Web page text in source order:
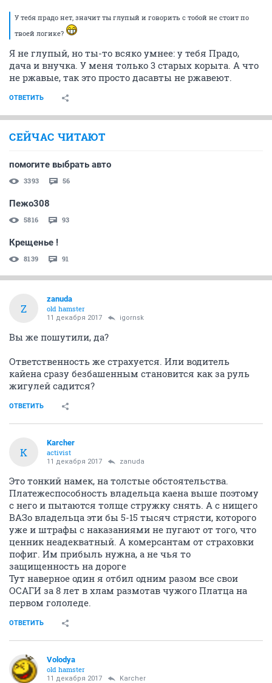
У тебя прадо нет, значит ты глупый и говорить с тобой не стоит по
твоей логике?
Я не глупый, но ты-то всяко умнее: у тебя Прадо,
дача и внучка. У меня только 3 старых корыта. А что
не ржавые, так это просто дасавты не ржавеют.
ОТВЕТИТЬ
СЕЙЧАС ЧИТАЮТ
помогите выбрать авто
3393 56
Пежо308
5816 93
Крещенье !
8139 91
Z
zanuda
old hamster
11 декабря 2017 igornsk
Вы же пошутили, да?
Ответственность же страхуется. Или водитель
кайена сразу безбашенным становится как за руль
жигулей садится?
ОТВЕТИТЬ
K
Karcher
activist
11 декабря 2017 zanuda
Это тонкий намек, на толстые обстоятельства.
Платежеспособность владельца каена выше поэтому
с него и пытаются толще стружку снять. А с нищего
ВАЗо владельца эти бы 5-15 тысяч стрясти, которого
уже и штрафы с наказаниями не пугают от того, что
ценник неадекватный. А комерсантам от страховки
пофиг. Им прибыль нужна, а не чья то
защищенность на дороге
Тут наверное один я отбил одним разом все свои
ОСАГИ за 8 лет в хлам размотав чужого Платца на
первом гололеде.
ОТВЕТИТЬ
Volodya
old hamster
11 декабря 2017 Karcher